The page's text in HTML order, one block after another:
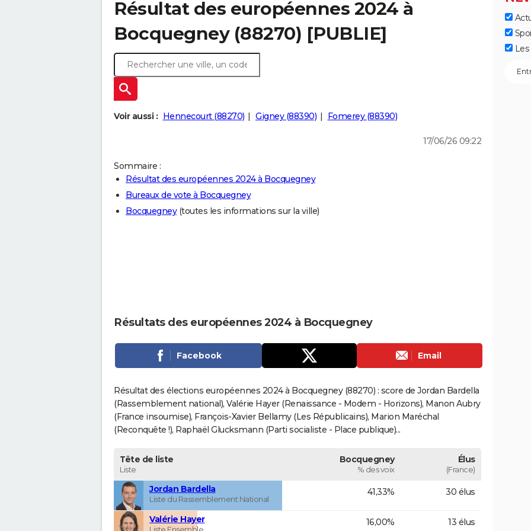
Résultat des européennes 2024 à
Bocquegney (88270) [PUBLIE]
Voir aussi : Hennecourt (88270) Gigney (88390) Fomerey (88390)
17/06/26 09:22
Sommaire :
Résultat des européennes 2024 à Bocquegney
Bureaux de vote à Bocquegney
Bocquegney(toutes les informations sur la ville)
Résultats des européennes 2024 à Bocquegney
Facebook Email
Résultat des élections européennes 2024 à Bocquegney (88270) : score de Jordan Bardella
(Rassemblement national), Valérie Hayer (Renaissance - Modem - Horizons), Manon Aubry
(France insoumise), François-Xavier Bellamy (Les Républicains), Marion Maréchal
(Reconquête !), Raphaël Glucksmann (Parti socialiste - Place publique)...
Tête de liste
Liste
Bocquegney
% des voix
Élus
(France)
Jordan Bardella
Liste du Rassemblement National
41,33% 30 élus
Valérie Hayer 16,00% 13 élus